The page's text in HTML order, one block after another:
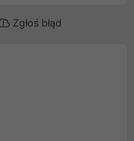
Zgłoś błąd